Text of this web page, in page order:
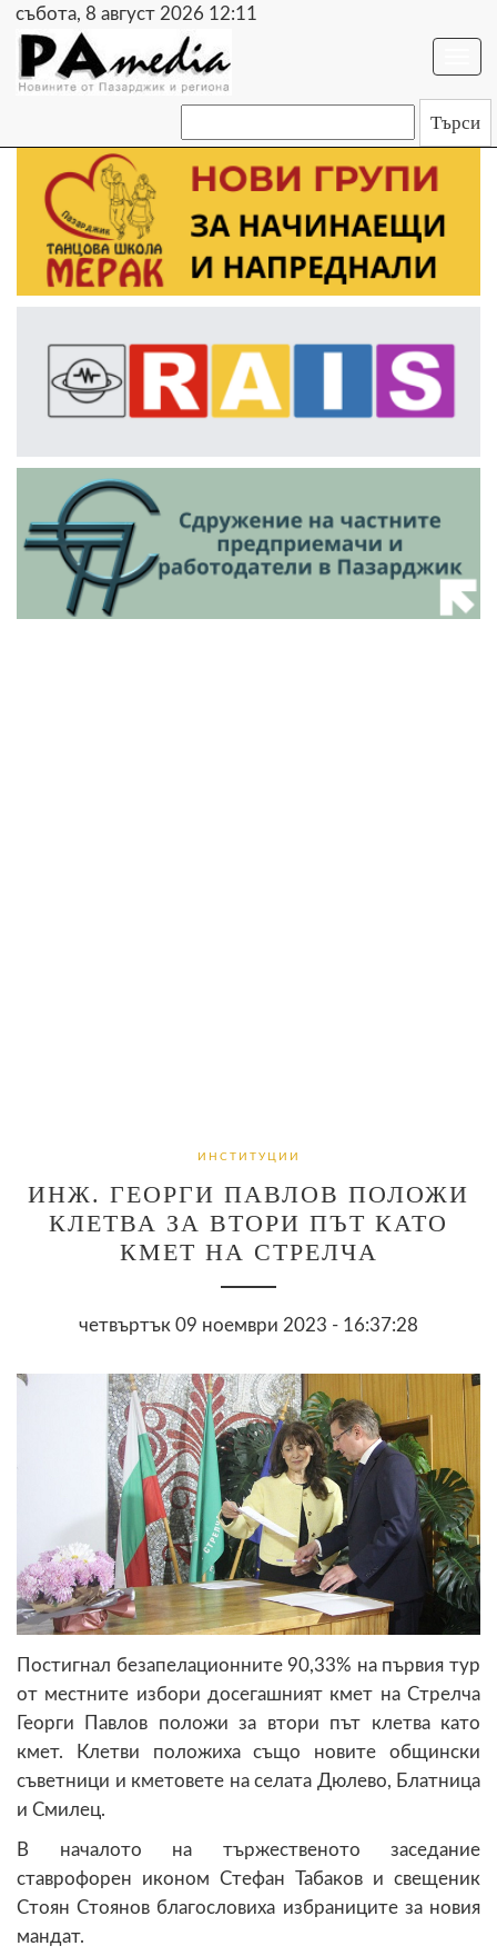
събота, 8 август 2026 12:11
ИНСТИТУЦИИ
ИНЖ. ГЕОРГИ ПАВЛОВ ПОЛОЖИ
КЛЕТВА ЗА ВТОРИ ПЪТ КАТО
КМЕТ НА СТРЕЛЧА
четвъртък 09 ноември 2023 - 16:37:28
Постигнал безапелационните 90,33% на първия тур
от местните избори досегашният кмет на Стрелча
Георги Павлов положи за втори път клетва като
кмет. Клетви положиха също новите общински
съветници и кметовете на селата Дюлево, Блатница
и Смилец.
В началото на тържественото заседание
ставрофорен иконом Стефан Табаков и свещеник
Стоян Стоянов благословиха избраниците за новия
мандат.